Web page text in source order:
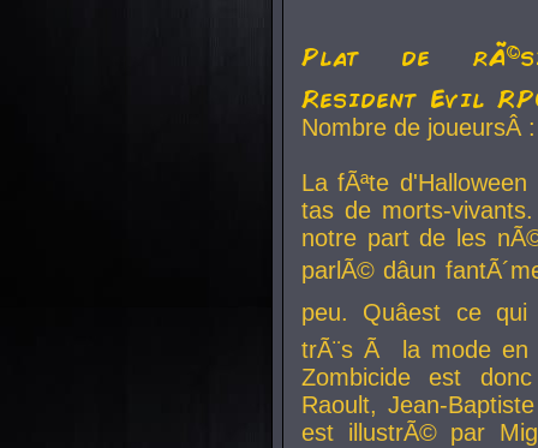
Plat de
Resident Evil
Nombre de
La fÃªte
tas de morts-
notre part de les
parlÃ© dâun
peu. Quâest ce
trÃ¨s Ã la mode en
Zombicide est
Raoult, Jean-
est illustrÃ© par